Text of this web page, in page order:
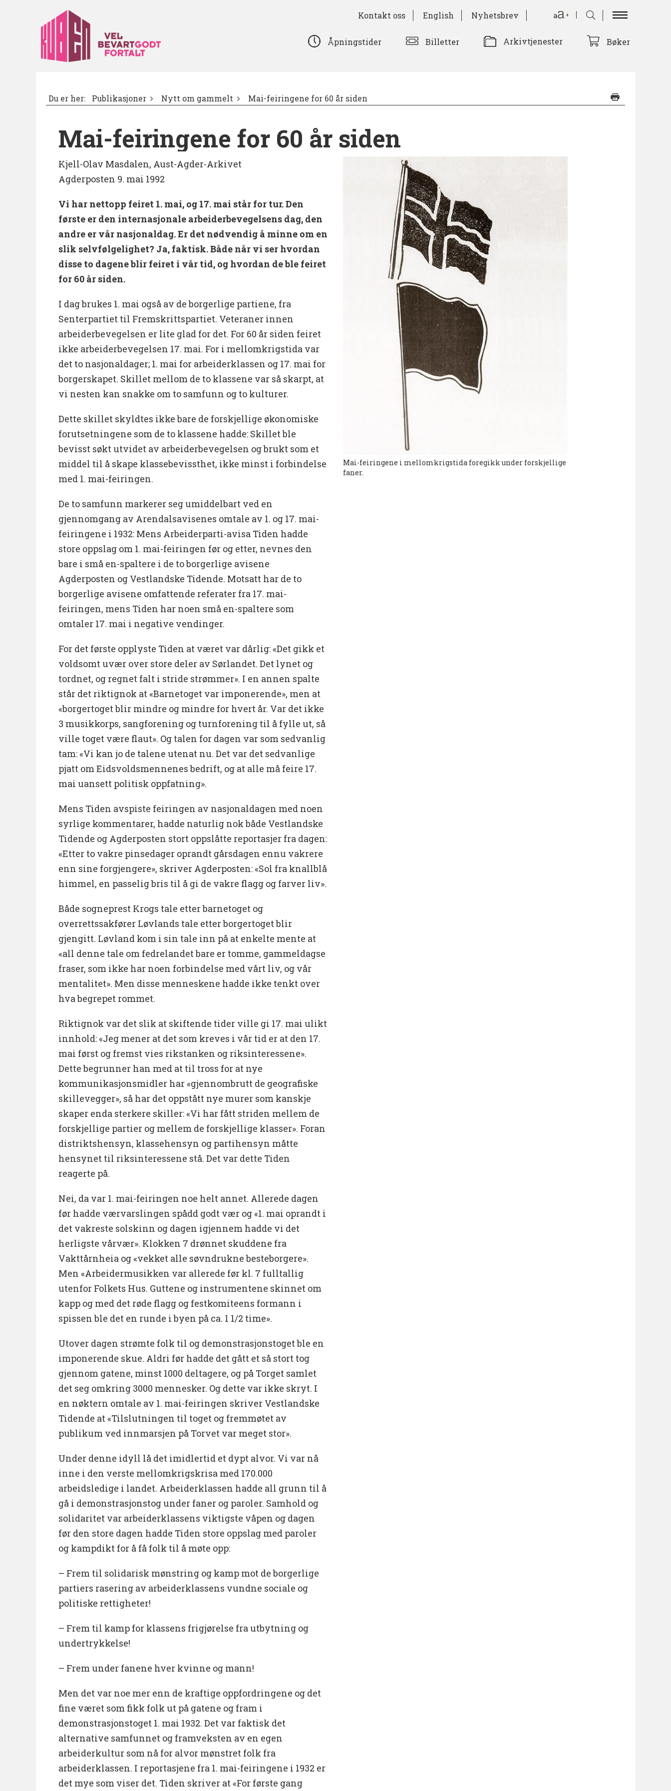
Kontakt oss English Nyhetsbrev
Åpningstider Billetter Arkivtjenester Bøker
Du er her: Publikasjoner Nytt om gammelt Mai-feiringene for 60 år siden
Mai-feiringene for 60 år siden
Kjell-Olav Masdalen, Aust-Agder-Arkivet
Agderposten 9. mai 1992
Vi har nettopp feiret 1. mai, og 17. mai står for tur. Den
første er den internasjonale arbeiderbevegelsens dag, den
andre er vår nasjonaldag. Er det nødvendig å minne om en
slik selvfølgelighet? Ja, faktisk. Både når vi ser hvordan
disse to dagene blir feiret i vår tid, og hvordan de ble feiret
for 60 år siden.
I dag brukes 1. mai også av de borgerlige partiene, fra
Senterpartiet til Fremskrittspartiet. Veteraner innen
arbeiderbevegelsen er lite glad for det. For 60 år siden feiret
ikke arbeiderbevegelsen 17. mai. For i mellomkrigstida var
det to nasjonaldager; 1. mai for arbeiderklassen og 17. mai for
borgerskapet. Skillet mellom de to klassene var så skarpt, at
vi nesten kan snakke om to samfunn og to kulturer.
Dette skillet skyldtes ikke bare de forskjellige økonomiske
forutsetningene som de to klassene hadde: Skillet ble
bevisst søkt utvidet av arbeiderbevegelsen og brukt som et
middel til å skape klassebevissthet, ikke minst i forbindelse
med 1. mai-feiringen.
De to samfunn markerer seg umiddelbart ved en
gjennomgang av Arendalsavisenes omtale av 1. og 17. mai-
feiringene i 1932: Mens Arbeiderparti-avisa Tiden hadde
store oppslag om 1. mai-feiringen før og etter, nevnes den
bare i små en-spaltere i de to borgerlige avisene
Agderposten og Vestlandske Tidende. Motsatt har de to
borgerlige avisene omfattende referater fra 17. mai-
feiringen, mens Tiden har noen små en-spaltere som
omtaler 17. mai i negative vendinger.
For det første opplyste Tiden at været var dårlig: «Det gikk et
voldsomt uvær over store deler av Sørlandet. Det lynet og
tordnet, og regnet falt i stride strømmer». I en annen spalte
står det riktignok at «Barnetoget var imponerende», men at
«borgertoget blir mindre og mindre for hvert år. Var det ikke
3 musikkorps, sangforening og turnforening til å fylle ut, så
ville toget være flaut». Og talen for dagen var som sedvanlig
tam: «Vi kan jo de talene utenat nu. Det var det sedvanlige
pjatt om Eidsvoldsmennenes bedrift, og at alle må feire 17.
mai uansett politisk oppfatning».
Mens Tiden avspiste feiringen av nasjonaldagen med noen
syrlige kommentarer, hadde naturlig nok både Vestlandske
Tidende og Agderposten stort oppslåtte reportasjer fra dagen:
«Etter to vakre pinsedager oprandt gårsdagen ennu vakrere
enn sine forgjengere», skriver Agderposten: «Sol fra knallblå
himmel, en passelig bris til å gi de vakre flagg og farver liv».
Både sogneprest Krogs tale etter barnetoget og
overrettssakfører Løvlands tale etter borgertoget blir
gjengitt. Løvland kom i sin tale inn på at enkelte mente at
«all denne tale om fedrelandet bare er tomme, gammeldagse
fraser, som ikke har noen forbindelse med vårt liv, og vår
mentalitet». Men disse menneskene hadde ikke tenkt over
hva begrepet rommet.
Riktignok var det slik at skiftende tider ville gi 17. mai ulikt
innhold: «Jeg mener at det som kreves i vår tid er at den 17.
mai først og fremst vies rikstanken og riksinteressene».
Dette begrunner han med at til tross for at nye
kommunikasjonsmidler har «gjennombrutt de geografiske
skillevegger», så har det oppstått nye murer som kanskje
skaper enda sterkere skiller: «Vi har fått striden mellem de
forskjellige partier og mellem de forskjellige klasser». Foran
distriktshensyn, klassehensyn og partihensyn måtte
hensynet til riksinteressene stå. Det var dette Tiden
reagerte på.
Nei, da var 1. mai-feiringen noe helt annet. Allerede dagen
før hadde værvarslingen spådd godt vær og «1. mai oprandt i
det vakreste solskinn og dagen igjennem hadde vi det
herligste vårvær». Klokken 7 drønnet skuddene fra
Vakttårnheia og «vekket alle søvndrukne besteborgere».
Men «Arbeidermusikken var allerede før kl. 7 fulltallig
utenfor Folkets Hus. Guttene og instrumentene skinnet om
kapp og med det røde flagg og festkomiteens formann i
spissen ble det en runde i byen på ca. 1 1/2 time».
Utover dagen strømte folk til og demonstrasjonstoget ble en
imponerende skue. Aldri før hadde det gått et så stort tog
gjennom gatene, minst 1000 deltagere, og på Torget samlet
det seg omkring 3000 mennesker. Og dette var ikke skryt. I
en nøktern omtale av 1. mai-feiringen skriver Vestlandske
Tidende at «Tilslutningen til toget og fremmøtet av
publikum ved innmarsjen på Torvet var meget stor».
Under denne idyll lå det imidlertid et dypt alvor. Vi var nå
inne i den verste mellomkrigskrisa med 170.000
arbeidsledige i landet. Arbeiderklassen hadde all grunn til å
gå i demonstrasjonstog under faner og paroler. Samhold og
solidaritet var arbeiderklassens viktigste våpen og dagen
før den store dagen hadde Tiden store oppslag med paroler
og kampdikt for å få folk til å møte opp:
– Frem til solidarisk mønstring og kamp mot de borgerlige
partiers rasering av arbeiderklassens vundne sociale og
politiske rettigheter!
– Frem til kamp for klassens frigjørelse fra utbytning og
undertrykkelse!
– Frem under fanene hver kvinne og mann!
Men det var noe mer enn de kraftige oppfordringene og det
fine været som fikk folk ut på gatene og fram i
demonstrasjonstoget 1. mai 1932. Det var faktisk det
alternative samfunnet og framveksten av en egen
arbeiderkultur som nå for alvor mønstret folk fra
arbeiderklassen. I reportasjene fra 1. mai-feiringene i 1932 er
det mye som viser det. Tiden skriver at «For første gang
Mai-feiringene i mellomkrigstida foregikk under forskjellige
faner.